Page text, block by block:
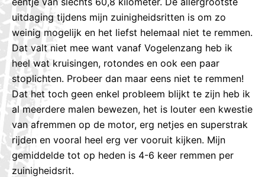
uitdaging tijdens mijn zuinigheidsritten is om zo
weinig mogelijk en het liefst helemaal niet te remmen.
Dat valt niet mee want vanaf Vogelenzang heb ik
heel wat kruisingen, rotondes en ook een paar
stoplichten. Probeer dan maar eens niet te remmen!
Dat het toch geen enkel probleem blijkt te zijn heb ik
al meerdere malen bewezen, het is louter een kwestie
van afremmen op de motor, erg netjes en superstrak
rijden en vooral heel erg ver vooruit kijken. Mijn
gemiddelde tot op heden is 4-6 keer remmen per
zuinigheidsrit.